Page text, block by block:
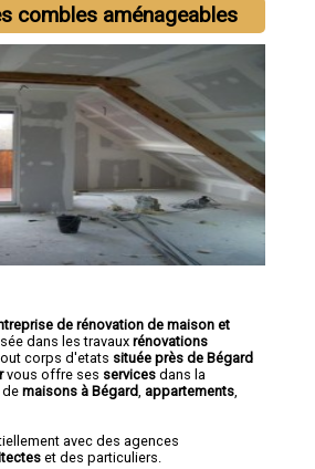
combles aménageables
de rénovation de maison et
dans les travaux rénovations
corps d'etats située près de Bégard
vous offre ses services dans la
de maisons à Bégard appartements
avec des agences
et des particuliers.